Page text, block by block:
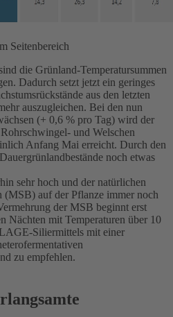
Seitenbereich
die Grünland-Temperatursummen
Dadurch setzt jetzt ein geringes
aus den letzten
auszugleichen. Bei den nun
(+ 0,6 % pro Tag) wird der
und Welschen
Anfang Mai erreicht. Durch den
noch etwas
sehr hoch und der natürlichen
(MSB) auf der Pflanze immer noch
der MSB beginnt erst
Nächten mit Temperaturen über 10
Siliermittels mit einer
zu empfehlen.